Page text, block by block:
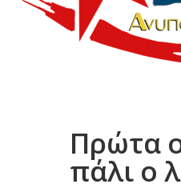
Πρώτα
πάλι ο